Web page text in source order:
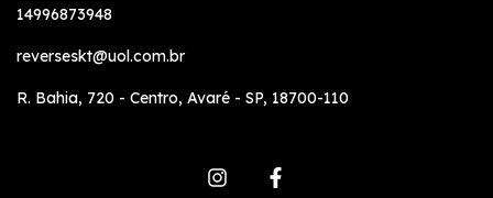
14996873948
reverseskt@uol.com.br
R. Bahia, 720 - Centro, Avaré - SP, 18700-110